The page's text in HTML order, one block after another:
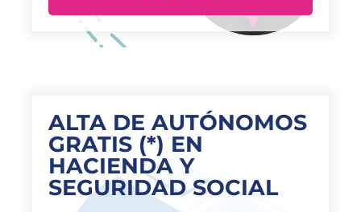
ALTA DE AUTÓNOMOS
GRATIS (*) EN
HACIENDA Y
SEGURIDAD SOCIAL